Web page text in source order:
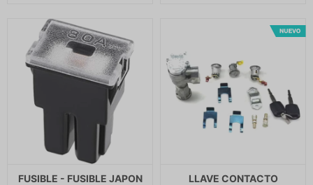
FUSIBLE - FUSIBLE JAPON
LLAVE CONTACTO